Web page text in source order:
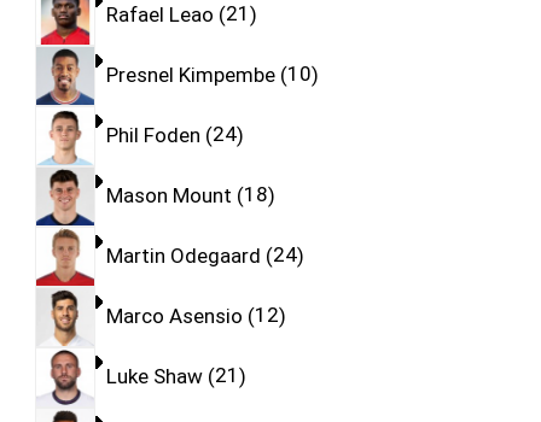
Rafael Leao 21
Presnel Kimpembe 10
Phil Foden 24
Mason Mount 18
Martin Odegaard 24
Marco Asensio 12
Luke Shaw 21